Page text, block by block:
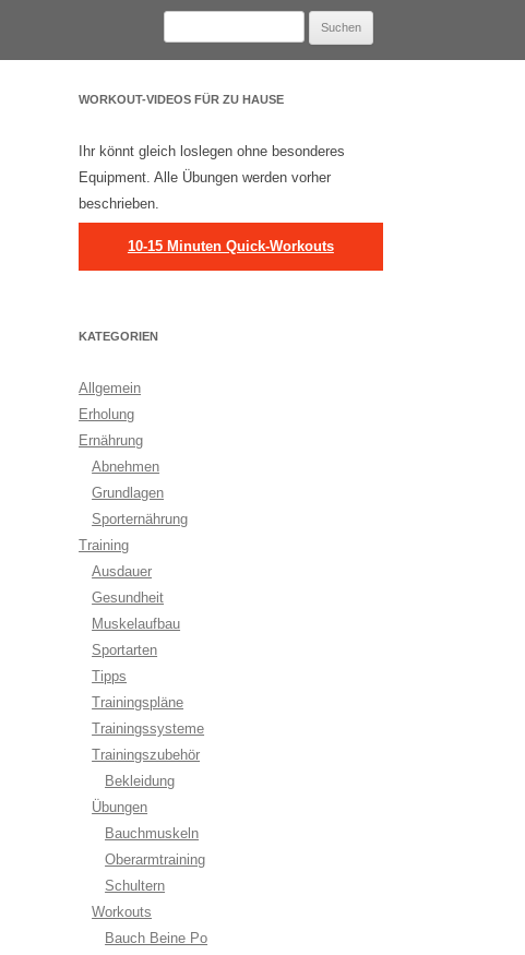
Suchen
WORKOUT-VIDEOS FÜR ZU HAUSE
Ihr könnt gleich loslegen ohne besonderes
Equipment. Alle Übungen werden vorher
beschrieben.
10-15 Minuten Quick-Workouts
KATEGORIEN
Allgemein
Erholung
Ernährung
Abnehmen
Grundlagen
Sporternährung
Training
Ausdauer
Gesundheit
Muskelaufbau
Sportarten
Tipps
Trainingspläne
Trainingssysteme
Trainingszubehör
Bekleidung
Übungen
Bauchmuskeln
Oberarmtraining
Schultern
Workouts
Bauch Beine Po